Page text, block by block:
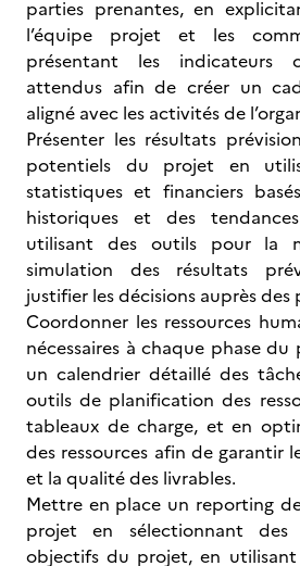
parties prenantes, en
l’équipe projet et les
présentant les indicateurs
attendus afin de créer un
aligné avec les activités de
Présenter les résultats
potentiels du projet en
statistiques et financiers
historiques et des
utilisant des outils pour la
simulation des résultats
justifier les décisions auprès
Coordonner les ressources
nécessaires à chaque phase
un calendrier détaillé des
outils de planification des
tableaux de charge, et en
des ressources afin de garantir
et la qualité des livrables.
Mettre en place un reporting
projet en sélectionnant
objectifs du projet, en